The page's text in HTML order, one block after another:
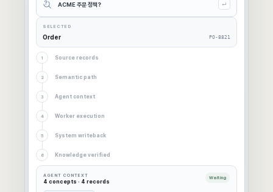
ACME 주문 정책? ↵
SELECTED
Order PO-8821
1 Source records
2 Semantic path
3 Agent context
4 Worker execution
5 System writeback
6 Knowledge verified
AGENT CONTEXT
4 concepts · 4 records
Waiting